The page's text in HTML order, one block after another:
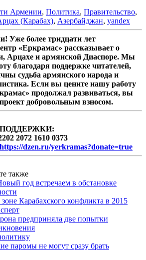
Армении, Политика, Правительство,
(Карабах), Азербайджан, yandex
Уже более тридцати лет
«Еркрамас» рассказывает о
Арцахе и армянской Диаспоре. Мы
благодаря поддержке читателей,
судьба армянского народа и
Если вы цените нашу работу
продолжал развиваться, вы
добровольным взносом.
2072 1610 0373
https://dzen.ru/yerkramas?donate=true
также
год встречаем в обстановке
Карабахского конфликта в 2015
предприняла две попытки
паромы не могут сразу брать